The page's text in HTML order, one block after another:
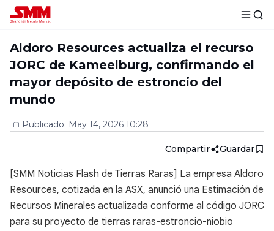
Aldoro Resources actualiza el recurso
JORC de Kameelburg, confirmando el
mayor depósito de estroncio del
mundo
Publicado: May 14, 2026 10:28
Compartir Guardar
[SMM Noticias Flash de Tierras Raras] La empresa Aldoro
Resources, cotizada en la ASX, anunció una Estimación de
Recursos Minerales actualizada conforme al código JORC
para su proyecto de tierras raras-estroncio-niobio